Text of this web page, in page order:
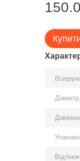
Відтінок